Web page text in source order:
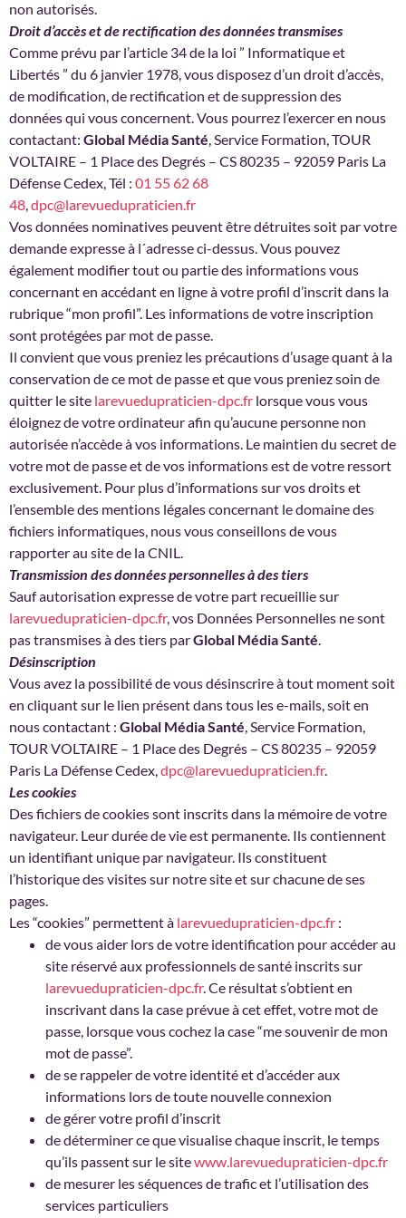
non autorisés.
Droit d’accès et de rectification des données transmises
Comme prévu par l’article 34 de la loi ” Informatique et
Libertés ” du 6 janvier 1978, vous disposez d’un droit d’accès,
de modification, de rectification et de suppression des
données qui vous concernent. Vous pourrez l’exercer en nous
contactant: Global Média Santé, Service Formation, TOUR
VOLTAIRE – 1 Place des Degrés – CS 80235 – 92059 Paris La
Défense Cedex, Tél : 01 55 62 68
48,dpc@larevuedupraticien.fr
Vos données nominatives peuvent être détruites soit par votre
demande expresse à l´adresse ci-dessus. Vous pouvez
également modifier tout ou partie des informations vous
concernant en accédant en ligne à votre profil d’inscrit dans la
rubrique “mon profil”. Les informations de votre inscription
sont protégées par mot de passe.
Il convient que vous preniez les précautions d’usage quant à la
conservation de ce mot de passe et que vous preniez soin de
quitter le site larevuedupraticien-dpc.fr lorsque vous vous
éloignez de votre ordinateur afin qu’aucune personne non
autorisée n’accède à vos informations. Le maintien du secret de
votre mot de passe et de vos informations est de votre ressort
exclusivement. Pour plus d’informations sur vos droits et
l’ensemble des mentions légales concernant le domaine des
fichiers informatiques, nous vous conseillons de vous
rapporter au site de la CNIL.
Transmission des données personnelles à des tiers
Sauf autorisation expresse de votre part recueillie sur
larevuedupraticien-dpc.fr, vos Données Personnelles ne sont
pas transmises à des tiers parGlobal Média Santé.
Désinscription
Vous avez la possibilité de vous désinscrire à tout moment soit
en cliquant sur le lien présent dans tous les e-mails, soit en
nous contactant : Global Média Santé, Service Formation,
TOUR VOLTAIRE – 1 Place des Degrés – CS 80235 – 92059
Paris La Défense Cedex,dpc@larevuedupraticien.fr.
Les cookies
Des fichiers de cookies sont inscrits dans la mémoire de votre
navigateur. Leur durée de vie est permanente. Ils contiennent
un identifiant unique par navigateur. Ils constituent
l’historique des visites sur notre site et sur chacune de ses
pages.
Les “cookies” permettent à larevuedupraticien-dpc.fr :
de vous aider lors de votre identification pour accéder au
site réservé aux professionnels de santé inscrits sur
larevuedupraticien-dpc.fr. Ce résultat s’obtient en
inscrivant dans la case prévue à cet effet, votre mot de
passe, lorsque vous cochez la case “me souvenir de mon
mot de passe”.
de se rappeler de votre identité et d’accéder aux
informations lors de toute nouvelle connexion
de gérer votre profil d’inscrit
de déterminer ce que visualise chaque inscrit, le temps
qu’ils passent sur le sitewww.larevuedupraticien-dpc.fr
de mesurer les séquences de trafic et l’utilisation des
services particuliers